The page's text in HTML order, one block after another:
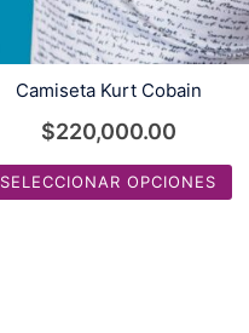
Camiseta Kurt Cobain
$220,000.00
SELECCIONAR OPCIONES